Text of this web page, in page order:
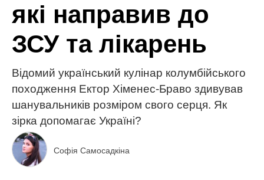
які направив до
ЗСУ та лікарень
Відомий український кулінар колумбійського
походження Ектор Хіменес-Браво здивував
шанувальників розміром свого серця. Як
зірка допомагає Україні?
Софія Самосадкіна